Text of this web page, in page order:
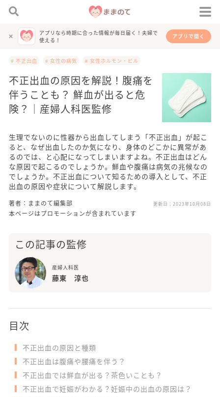
アプリなら時期に合った情報が毎日届く！夫婦で
使える！
アプリで開く
# 不正出血 # 女性の病気 # 女性ホルモン・ピル
不正出血の原因を解説！腹痛を
伴うことも？ 鮮血が出ると危
険？｜産婦人科医監修
生理でないのに性器から出血してしまう「不正出血」が起こ
ると、なぜ出血したのか気になり、身体のどこかに異常があ
るのでは、と心配になってしまいますよね。不正出血はどん
な原因で起こるのでしょうか。鮮血や腹痛は病気の兆候なの
でしょうか。不正出血について知るための導入として、不正
出血の原因や症状について解説します。
著者：ままのて編集部 更新日： 2023年10月08日
本ページはプロモーションが含まれています
この記事の監修
産婦人科医
藤東 淳也
目次
不正出血の原因と種類
不正出血は腹痛や腰痛を伴う？
不正出血では鮮血が出る？茶色いことも？
不正出血で妊娠がわかる？妊娠中の出血の原因は？